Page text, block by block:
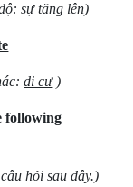
sự tăng lên)
di cư)
following
hỏi sau đây.)